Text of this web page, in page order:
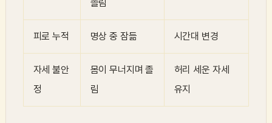
졸림
피로 누적 명상 중 잠듦 시간대 변경
자세 불안
정
몸이 무너지며 졸
림
허리 세운 자세
유지